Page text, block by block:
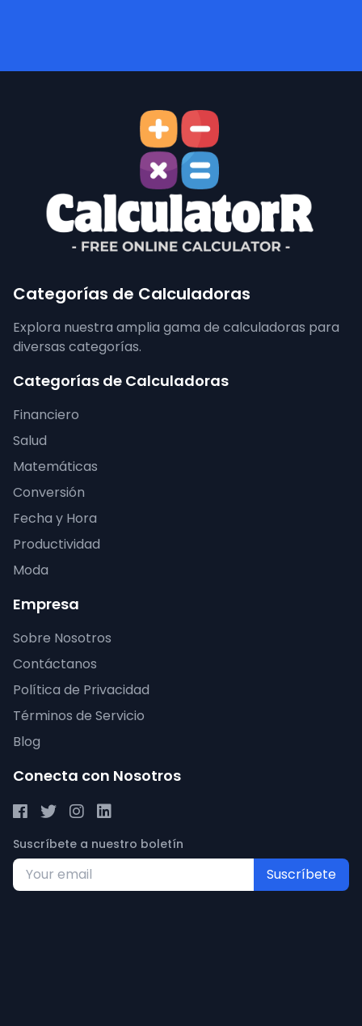
Categorías de Calculadoras
Explora nuestra amplia gama de calculadoras para
diversas categorías.
Categorías de Calculadoras
Financiero
Salud
Matemáticas
Conversión
Fecha y Hora
Productividad
Moda
Empresa
Sobre Nosotros
Contáctanos
Política de Privacidad
Términos de Servicio
Blog
Conecta con Nosotros
Suscríbete a nuestro boletín
Suscríbete